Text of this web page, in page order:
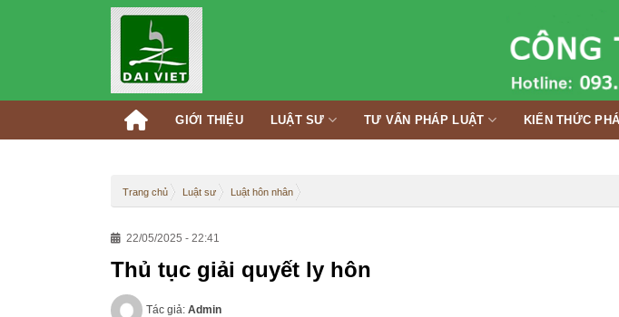
GIỚI THIỆU LUẬT SƯ TƯ VẤN PHÁP LUẬT KIẾN THỨC
Trang chủ Luật sư Luật hôn nhân
22/05/2025 - 22:41
Thủ tục giải quyết ly hôn
Tác giả: Admin